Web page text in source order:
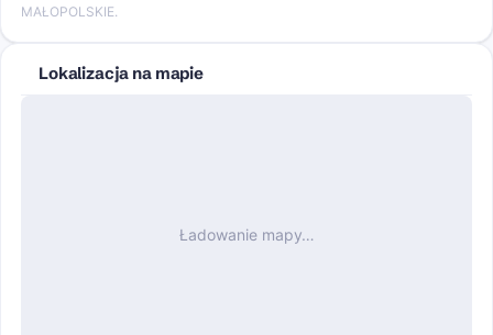
MAŁOPOLSKIE.
Lokalizacja na mapie
Ładowanie mapy…